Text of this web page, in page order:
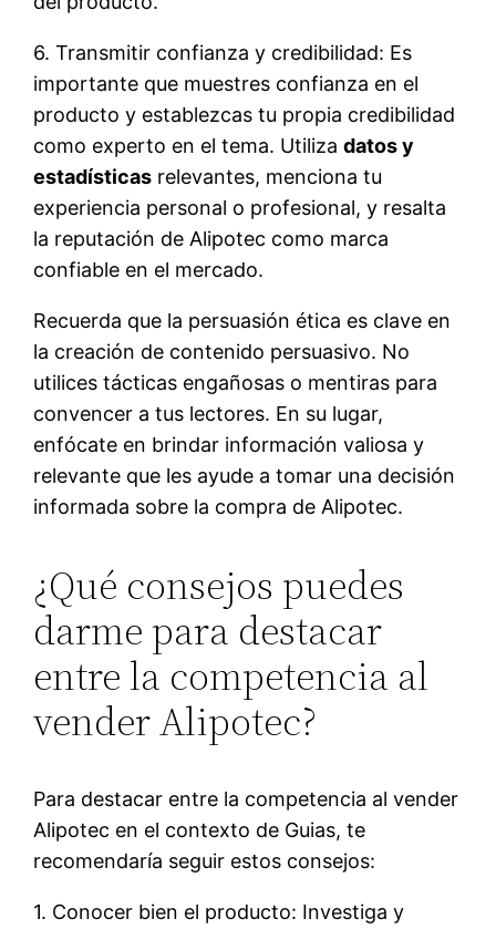
6. Transmitir confianza y credibilidad: Es
importante que muestres confianza en el
producto y establezcas tu propia credibilidad
como experto en el tema. Utilizadatos y
estadísticas relevantes, menciona tu
experiencia personal o profesional, y resalta
la reputación de Alipotec como marca
confiable en el mercado.
Recuerda que la persuasión ética es clave en
la creación de contenido persuasivo. No
utilices tácticas engañosas o mentiras para
convencer a tus lectores. En su lugar,
enfócate en brindar información valiosa y
relevante que les ayude a tomar una decisión
informada sobre la compra de Alipotec.
¿Qué consejos puedes
darme para destacar
entre la competencia al
vender Alipotec?
Para destacar entre la competencia al vender
Alipotec en el contexto de Guias, te
recomendaría seguir estos consejos:
1. Conocer bien el producto: Investiga y